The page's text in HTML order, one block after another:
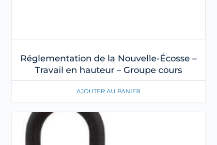
Réglementation de la Nouvelle-Écosse –
Travail en hauteur – Groupe cours
AJOUTER AU PANIER